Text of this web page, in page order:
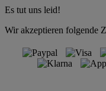
Es tut uns leid!
Wir akzeptieren folgende